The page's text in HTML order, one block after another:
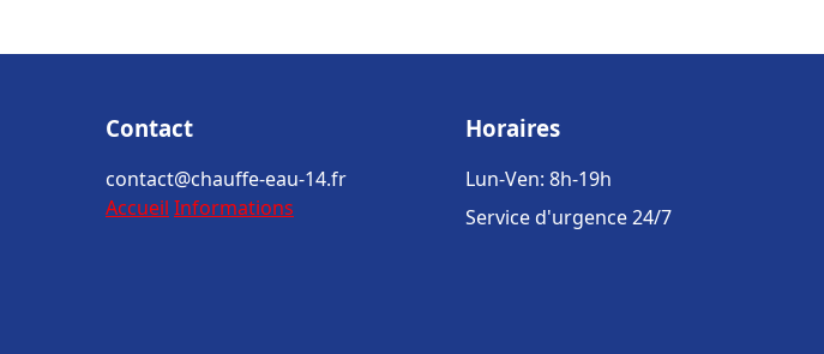
Contact
contact@chauffe-eau-14.fr
Accueil Informations
Horaires
Lun-Ven: 8h-19h
Service d'urgence 24/7